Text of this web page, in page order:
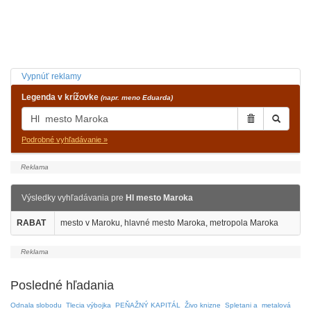
Vypnúť reklamy
Legenda v krížovke (napr. meno Eduarda)
Podrobné vyhľadávanie »
Výsledky vyhľadávania pre Hl mesto Maroka
RABAT mesto v Maroku, hlavné mesto Maroka, metropola Maroka
Posledné hľadania
Odnala slobodu Tlecia výbojka PEŇAŽNÝ KAPITÁL Živo knizne Spletani a metalová